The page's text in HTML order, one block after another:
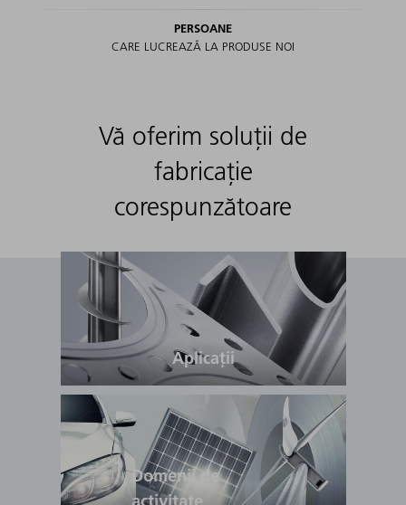
PERSOANE
CARE LUCREAZĂ LA PRODUSE NOI
Vă oferim soluții de
fabricație
corespunzătoare
Aplicații
Domenii de
activitate